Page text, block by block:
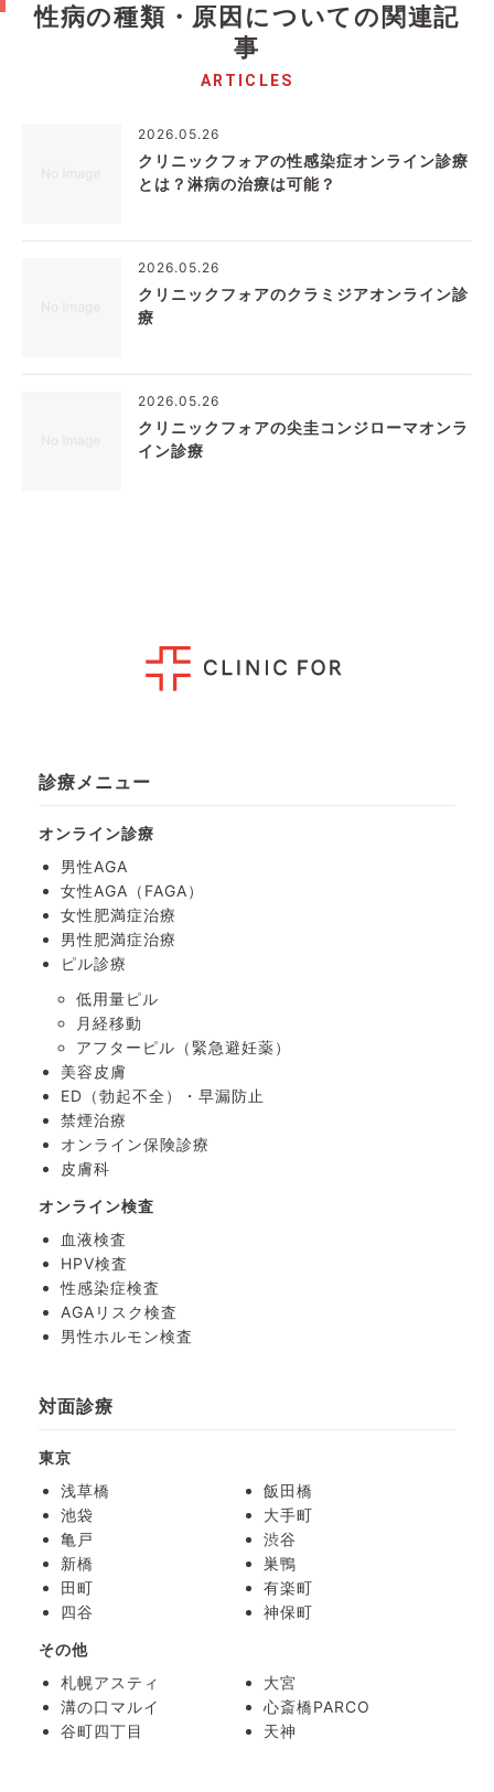
性病の種類・原因についての関連記
事
ARTICLES
2026.05.26
クリニックフォアの性感染症オンライン診療
とは？淋病の治療は可能？
2026.05.26
クリニックフォアのクラミジアオンライン診
療
2026.05.26
クリニックフォアの尖圭コンジローマオンラ
イン診療
診療メニュー
オンライン診療
男性AGA
女性AGA（FAGA）
女性肥満症治療
男性肥満症治療
ピル診療
低用量ピル
月経移動
アフターピル （緊急避妊薬）
美容皮膚
ED（勃起不全）・ 早漏防止
禁煙治療
オンライン保険診療
皮膚科
オンライン検査
血液検査
HPV検査
性感染症検査
AGAリスク検査
男性ホルモン検査
対面診療
東京
浅草橋
飯田橋
池袋
大手町
亀戸
渋谷
新橋
巣鴨
田町
有楽町
四谷
神保町
その他
札幌アスティ
大宮
溝の口マルイ
心斎橋PARCO
谷町四丁目
天神